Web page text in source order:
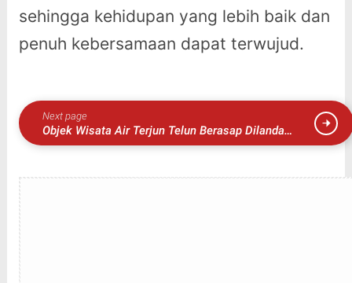
sehingga kehidupan yang lebih baik dan
penuh kebersamaan dapat terwujud.
Next page
Objek Wisata Air Terjun Telun Berasap Dilanda
Longsor, Bagian Bawah Ditutup Sementara